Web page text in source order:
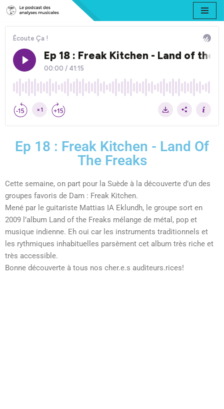
Aller
au
contenu
Ep 18 : Freak Kitchen - Land Of
The Freaks
Cette semaine, on part pour la Suède à la découverte d’un des
groupes favoris de Dam : Freak Kitchen.
Mené par le guitariste Mattias IA Eklundh, le groupe sort en
2009 l’album Land of the Freaks mélange de métal, pop et
musique indienne. Eh oui car les instruments traditionnels et
les rythmiques inhabituelles parsèment cet album très riche et
très accessible.
Bonne découverte à tous nos cher.e.s auditeurs.rices!